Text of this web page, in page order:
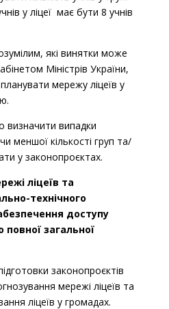
у ліцеї має бути 8 учнів
які винятки може
Міністрів України,
мережу ліцеїв у
визначити випадки
меншої кількості груп та/
у законопроєктах.
ліцеїв та
технічного
доступу
повної загальної
законопроєктів
мережі ліцеїв та
ліцеїв у громадах.